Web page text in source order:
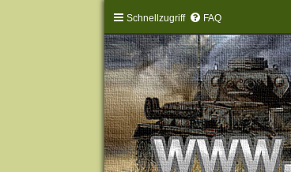
Schnellzugriff FAQ